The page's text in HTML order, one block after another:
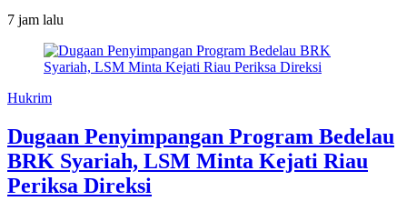
7 jam lalu
Hukrim
Dugaan Penyimpangan Program Bedelau
BRK Syariah, LSM Minta Kejati Riau
Periksa Direksi